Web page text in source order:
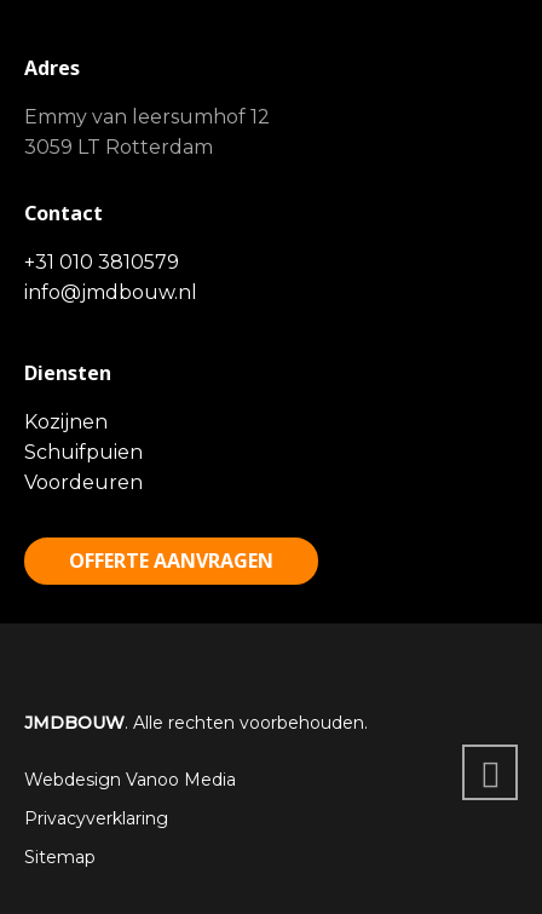
Adres
Emmy van leersumhof 12
3059 LT Rotterdam
Contact
+31 010 3810579
info@jmdbouw.nl
Diensten
Kozijnen
Schuifpuien
Voordeuren
OFFERTE AANVRAGEN
JMDBOUW. Alle rechten voorbehouden.
Webdesign Vanoo Media
Privacyverklaring
Sitemap